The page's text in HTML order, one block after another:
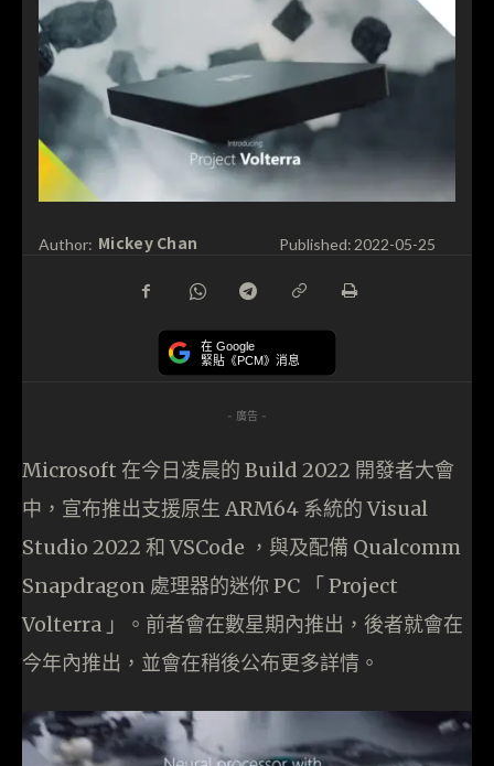
Author: Mickey Chan Published: 2022-05-25
在 Google
緊貼《PCM》消息
- 廣告 -
Microsoft 在今日凌晨的 Build 2022 開發者大會
中，宣布推出支援原生 ARM64 系統的 Visual
Studio 2022 和 VSCode ，與及配備 Qualcomm
Snapdragon 處理器的迷你 PC 「 Project
Volterra 」。前者會在數星期內推出，後者就會在
今年內推出，並會在稍後公布更多詳情。